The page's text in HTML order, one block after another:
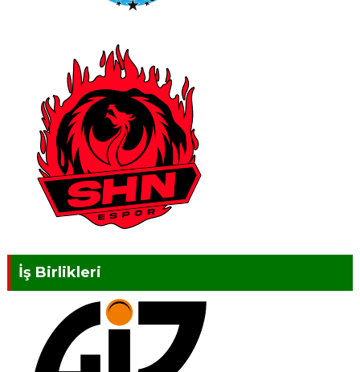
İş Birlikleri